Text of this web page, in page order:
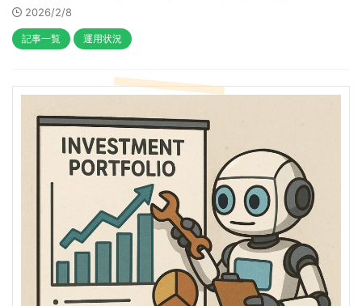
2026/2/8
記事一覧 運用状況